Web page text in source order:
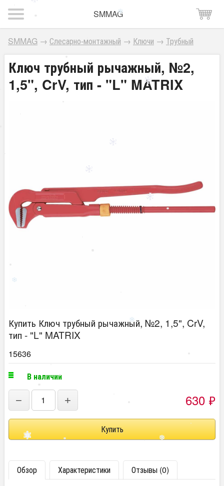
SMMAG
SMMAG → Слесарно-монтажный → Ключи → Трубный
Ключ трубный рычажный, №2,
1,5", CrV, тип - "L" MATRIX
Купить Ключ трубный рычажный, №2, 1,5", CrV,
тип - "L" MATRIX
15636
В наличии
− + 630 ₽
Обзор Характеристики
Отзывы (0)